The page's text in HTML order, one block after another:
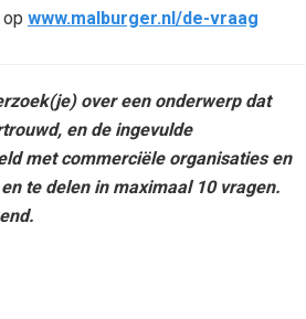
www.malburger.nl/de-vraag
over een onderwerp dat
en de ingevulde
met commerciële organisaties en
te delen in maximaal 10 vragen.